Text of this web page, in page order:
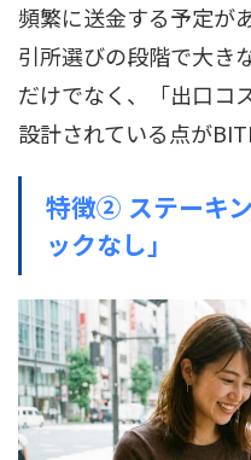
頻繁に送金する予定が
引所選びの段階で大き
だけでなく、「出口コ
設計されている点が
特徴② ステーキ
ックなし」